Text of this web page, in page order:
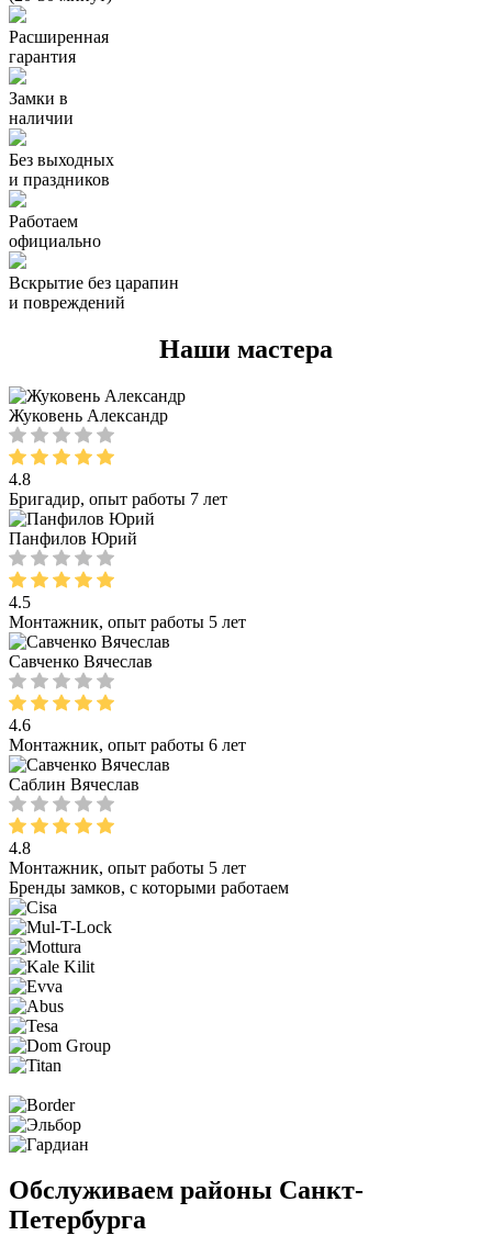
Расширенная
гарантия
Замки в
наличии
Без выходных
и праздников
Работаем
официально
Вскрытие без царапин
и повреждений
Наши мастера
Жуковень Александр
4.8
Бригадир, опыт работы 7 лет
Панфилов Юрий
4.5
Монтажник, опыт работы 5 лет
Савченко Вячеслав
4.6
Монтажник, опыт работы 6 лет
Саблин Вячеслав
4.8
Монтажник, опыт работы 5 лет
Бренды замков, с которыми работаем
Обслуживаем районы Санкт-
Петербурга